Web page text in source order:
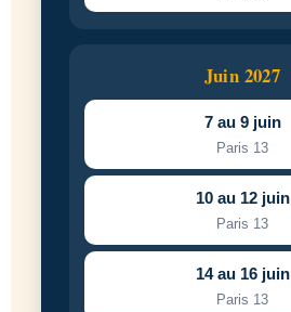
Juin 2027
7 au 9 juin
Paris 13
10 au 12 juin
Paris 13
14 au 16 juin
Paris 13